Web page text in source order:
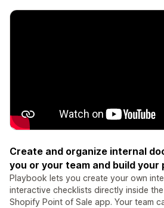
Create and organize internal
you or your team and build
Playbook lets you create your own
interactive checklists directly inside
Shopify Point of Sale app. Your team